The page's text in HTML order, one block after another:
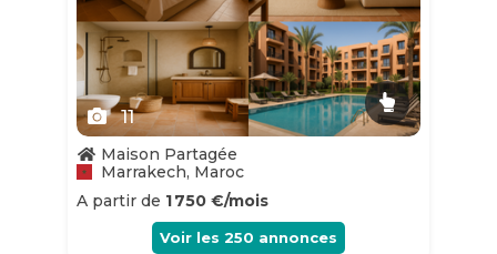
11
Maison Partagée
Marrakech, Maroc
A partir de 1 750 €/mois
Voir les 250 annonces